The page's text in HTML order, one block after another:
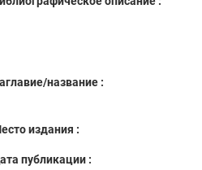
название :
издания :
публикации :